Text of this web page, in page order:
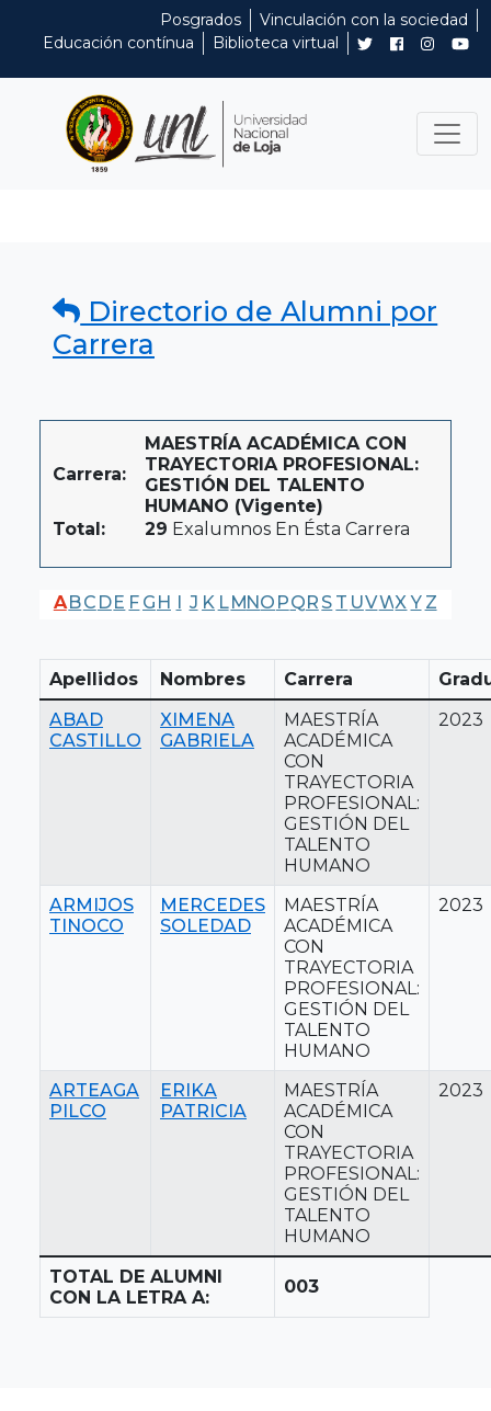
Posgrados
Vinculación con la sociedad
Educación contínua
Biblioteca virtual
Directorio de Alumni por
Carrera
Carrera:
MAESTRÍA ACADÉMICA CON
TRAYECTORIA PROFESIONAL:
GESTIÓN DEL TALENTO
HUMANO (Vigente)
Total:
29 Exalumnos En Ésta Carrera
ABC DE F G H I J K LMNO PQR S T UVWX Y Z
Apellidos Nombres Carrera
ABAD
CASTILLO
XIMENA
GABRIELA
MAESTRÍA
ACADÉMICA
CON
TRAYECTORIA
PROFESIONAL:
GESTIÓN DEL
TALENTO
HUMANO
2023
ARMIJOS
TINOCO
MERCEDES
SOLEDAD
MAESTRÍA
ACADÉMICA
CON
TRAYECTORIA
PROFESIONAL:
GESTIÓN DEL
TALENTO
HUMANO
2023
ARTEAGA
PILCO
ERIKA
PATRICIA
MAESTRÍA
ACADÉMICA
CON
TRAYECTORIA
PROFESIONAL:
GESTIÓN DEL
TALENTO
HUMANO
2023
TOTAL DE ALUMNI
CON LA LETRA A:
003